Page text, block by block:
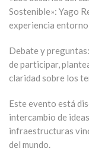
Sostenible»: Yago
experiencia
Debate y
de participar,
claridad sobre los
Este evento está
intercambio de
infraestructuras
del mundo.